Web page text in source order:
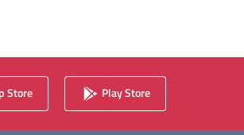
Store Play Store